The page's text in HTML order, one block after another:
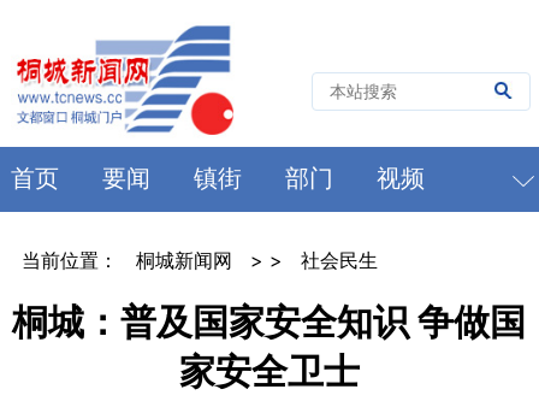
首页 要闻 镇街 部门 视频
当前位置： 桐城新闻网 > > 社会民生
桐城：普及国家安全知识 争做国
家安全卫士